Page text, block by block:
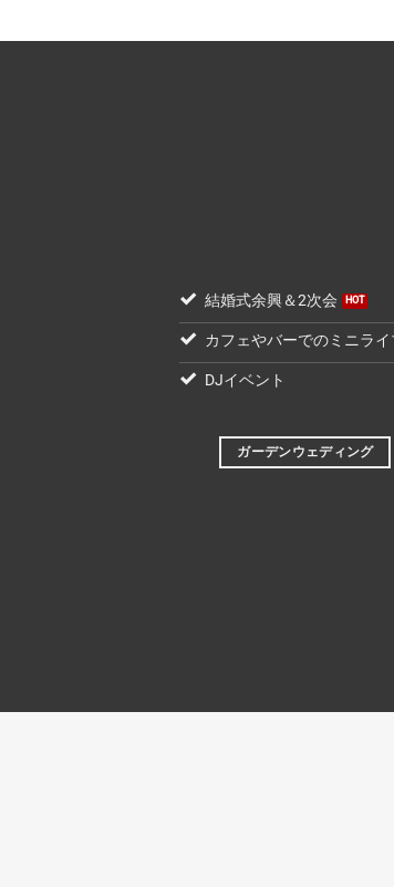
結婚式余興＆2次会
カフェやバーでのミニライ
DJイベント
ガーデンウェディング